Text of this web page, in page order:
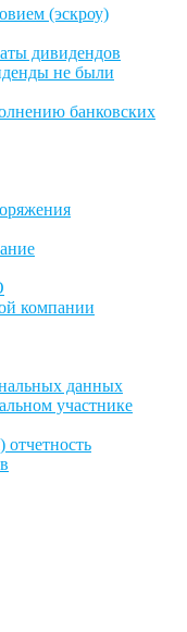
(эскроу)
дивидендов
не были
банковских
компании
данных
участнике
отчетность